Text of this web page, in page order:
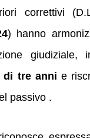
correttivi
) hanno
giudiziale,
di tre anni e
passivo .